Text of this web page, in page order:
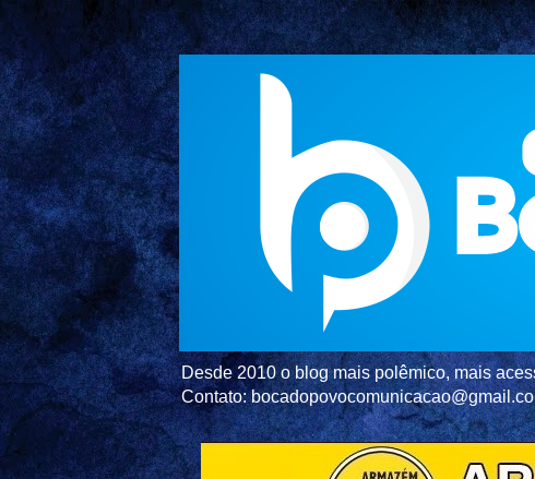
Desde 2010 o blog mais polêmico, mais
Contato: